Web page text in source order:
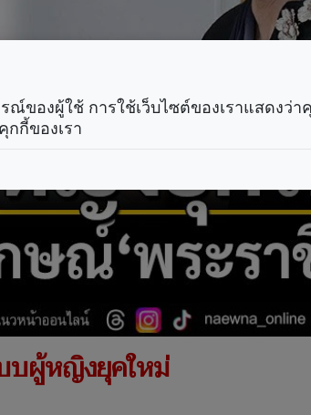
บผู้หญิงยุคใหม่
ณ์ของผู้ใช้ การใช้เว็บไซต์ของเราแสดงว่
กี้ของเรา